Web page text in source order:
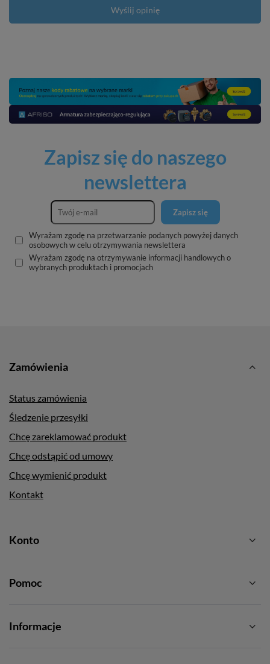
Wyślij opinię
Zapisz się do naszego
newslettera
Zapisz się
Wyrażam zgodę na przetwarzanie podanych powyżej danych
osobowych w celu otrzymywania newslettera
Wyrażam zgodę na otrzymywanie informacji handlowych o
wybranych produktach i promocjach
Zamówienia
Status zamówienia
Śledzenie przesyłki
Chcę zareklamować produkt
Chcę odstąpić od umowy
Chcę wymienić produkt
Kontakt
Konto
Pomoc
Informacje